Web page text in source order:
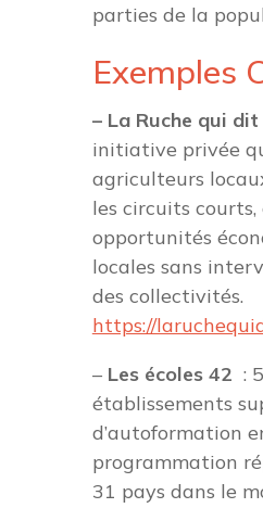
parties de la
Exemples
– La Ruche qui dit
initiative privée
agriculteurs
les circuits
opportunités
locales sans
des collectivités.
https://
– Les écoles 42 :
établissements
d’autoformation
programmation
31 pays dans le